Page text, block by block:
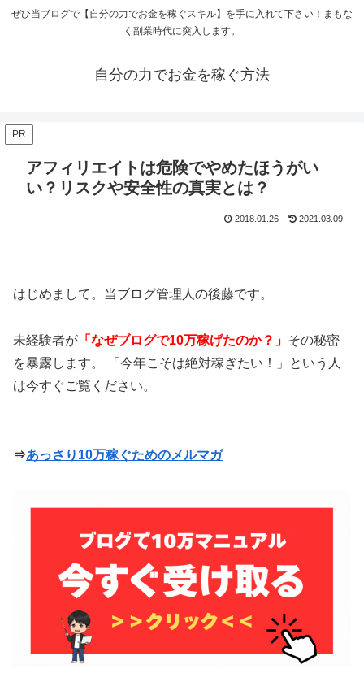
ぜひ当ブログで【自分の力でお金を稼ぐスキル】を手に入れて下さい！まもな
く副業時代に突入します。
自分の力でお金を稼ぐ方法
PR
アフィリエイトは危険でやめたほうがい
い？リスクや安全性の真実とは？
2018.01.26 2021.03.09
はじめまして。当ブログ管理人の後藤です。
未経験者が 「なぜブログで10万稼げたのか？」 その秘密
を暴露します。 「今年こそは絶対稼ぎたい！」という人
は今すぐご覧ください。
⇒あっさり10万稼ぐためのメルマガ